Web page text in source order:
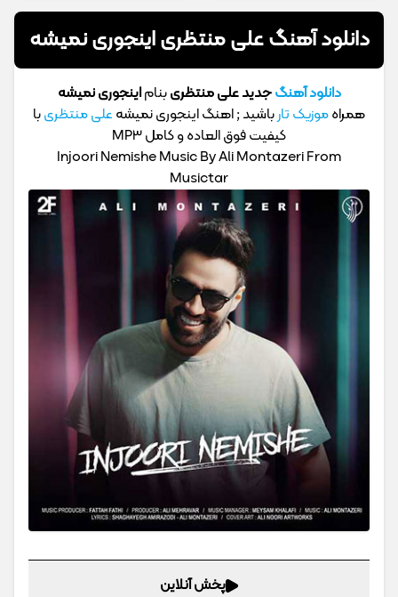
دانلود آهنگ علی منتظری اینجوری نمیشه
دانلود آهنگجدید علی منتظریبناماینجوری نمیشه
همراهموزیک تارباشید ; اهنگ اینجوری نمیشه علی منتظریبا
کیفیت فوق العاده و کامل MP3
Injoori Nemishe Music By Ali Montazeri From
Musictar
پخش آنلاین